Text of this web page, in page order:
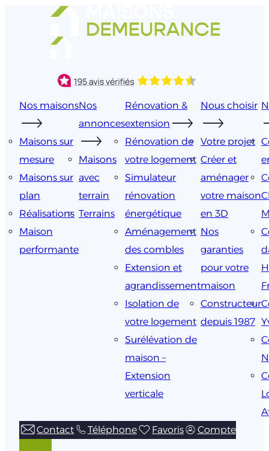
Nos maisons
Maisons sur
mesure
Maisons sur
plan
Réalisations
Maison
performante
Nos
annonces
Maisons
avec
terrain
Terrains
Rénovation &
extension
Rénovation de
votre logement
Simulateur
rénovation
énergétique
Aménagement
des combles
Extension et
agrandissement
Isolation de
votre logement
Surélévation de
maison –
Extension
verticale
Nous choisir
Votre projet
Créer et
aménager
votre maison
en 3D
Nos
garanties
pour votre
maison
Constructeur
depuis 1987
Contact
Téléphone Favoris Compte